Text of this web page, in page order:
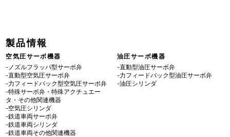
製品情報
空気圧サーボ機器
-ノズルフラッパ型サーボ弁
-直動型空気圧サーボ弁
-力フィードバック型空気圧サーボ弁
-特殊サーボ弁・特殊アクチュエー
タ・その他関連機器
-空気圧シリンダ
-鉄道車両サーボ弁
-鉄道車両シリンダ
-鉄道車両その他関連機器
油圧サーボ機器
-直動型油圧サーボ弁
-力フィードバック型油圧サーボ弁
-油圧シリンダ